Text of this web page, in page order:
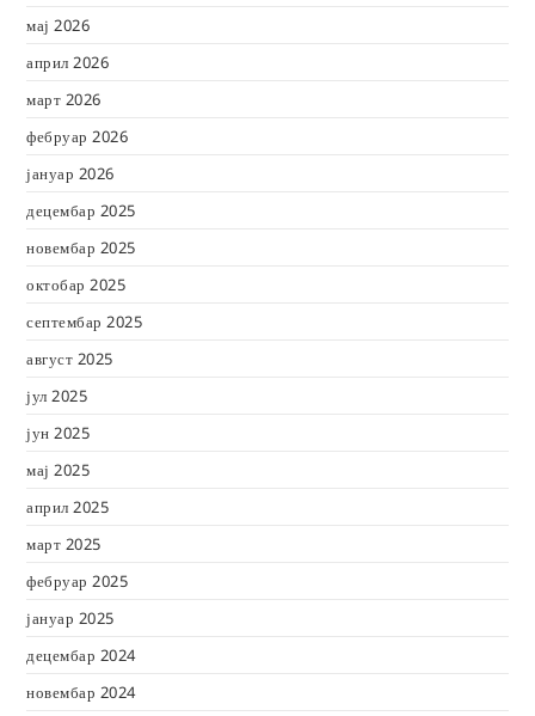
мај 2026
април 2026
март 2026
фебруар 2026
јануар 2026
децембар 2025
новембар 2025
октобар 2025
септембар 2025
август 2025
јул 2025
јун 2025
мај 2025
април 2025
март 2025
фебруар 2025
јануар 2025
децембар 2024
новембар 2024